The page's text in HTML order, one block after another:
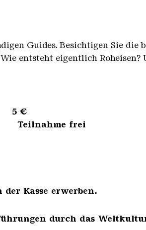
Guides. Besichtigen Sie die
entsteht eigentlich Roheisen?
€
frei
Kasse erwerben.
durch das